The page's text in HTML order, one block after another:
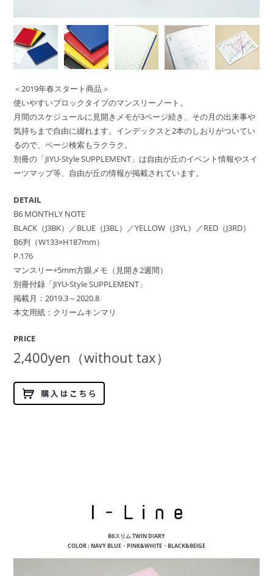
＜2019年春スタート商品＞
使いやすいブロックタイプのマンスリーノート。
月間のスケジュールに見開きメモが3ページ続き、その月の出来事や
気持ちまで自由に綴れます。インデックスと2本のしおりがついてい
るので、ページ検索もラクラク。
別冊の「JIYU-Style SUPPLEMENT」は自由が丘のイベント情報やスイ
ーツマップ等、自由が丘の情報が掲載されています。
DETAIL
B6 MONTHLY NOTE
BLACK（J3BK）／BLUE（J3BL）／YELLOW（J3YL）／RED（J3RD）
B6判（W133×H187mm）
P.176
マンスリー+5mm方眼メモ（見開き2週間）
別冊付録「JIYU-Style SUPPLEMENT」
掲載月：2019.3～2020.8
本文用紙：クリームキンマリ
PRICE
2,400yen（without tax）
B6スリム TWIN DIARY
COLOR : NAVY BLUE・PINK&WHITE・BLACK&BEIGE